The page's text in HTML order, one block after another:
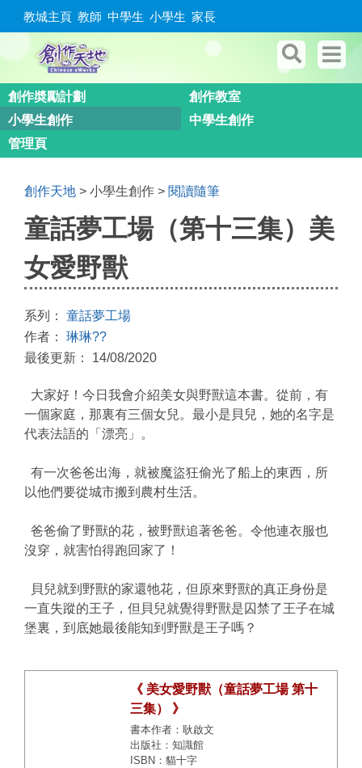
教城主頁 教師 中學生 小學生 家長
創作奬勵計劃
創作教室
小學生創作
中學生創作
管理頁
創作天地 > 小學生創作 > 閱讀隨筆
童話夢工場（第十三集）美
女愛野獸
系列： 童話夢工場
作者： 琳琳??
最後更新： 14/08/2020
大家好！今日我會介紹美女與野獸這本書。從前，有
一個家庭，那裏有三個女兒。最小是貝兒，她的名字是
代表法語的「漂亮」。
有一次爸爸出海，就被魔盜狂偷光了船上的東西，所
以他們要從城市搬到農村生活。
爸爸偷了野獸的花，被野獸追著爸爸。令他連衣服也
沒穿，就害怕得跑回家了！
貝兒就到野獸的家還牠花，但原來野獸的真正身份是
一直失蹤的王子，但貝兒就覺得野獸是囚禁了王子在城
堡裏，到底她最後能知到野獸是王子嗎？
《 美女愛野獸（童話夢工場 第十
三集） 》
書本作者：耿啟文
出版社：知識館
ISBN：貓十字